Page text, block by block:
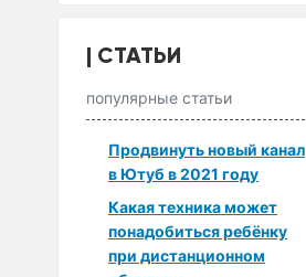
СТАТЬИ
популярные статьи
Продвинуть новый канал
в Ютуб в 2021 году
Какая техника может
понадобиться ребёнку
при дистанционном